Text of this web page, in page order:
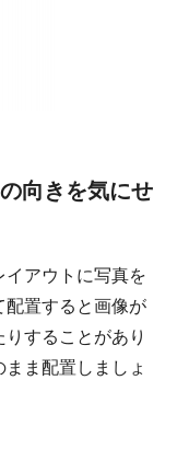
向きを気にせ
アウトに写真を
置すると画像が
することがあり
ま配置しましょ